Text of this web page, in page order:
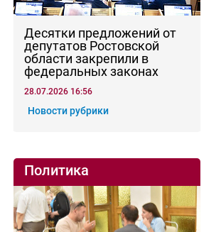
Десятки предложений от
депутатов Ростовской
области закрепили в
федеральных законах
28.07.2026 16:56
Новости рубрики
Политика